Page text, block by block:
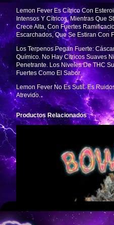
Lemon Fever Es Cítrico Con
Intensos Y Cítricos, Mientras Que
Crece Alta, Con Fuertes
Escarchados, Que Se Estiran Con
Los Terpenos Pegan Fuerte:
Químico. No Hay Cítricos Suaves
Penetrante. Los Niveles De THC
Fuertes Como El Sabor.
Lemon Fever No Es Sutil. Es
Atrevido.
Productos Relacionados